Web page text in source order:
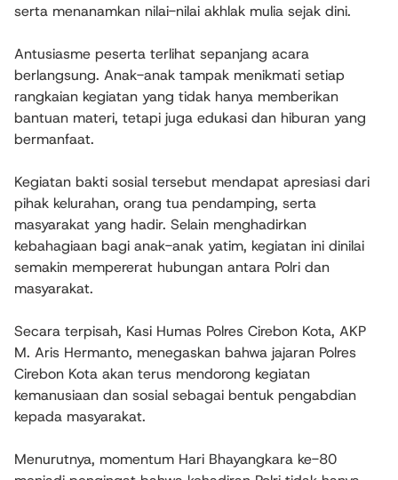
serta menanamkan nilai-nilai akhlak mulia sejak dini.
Antusiasme peserta terlihat sepanjang acara
berlangsung. Anak-anak tampak menikmati setiap
rangkaian kegiatan yang tidak hanya memberikan
bantuan materi, tetapi juga edukasi dan hiburan yang
bermanfaat.
Kegiatan bakti sosial tersebut mendapat apresiasi dari
pihak kelurahan, orang tua pendamping, serta
masyarakat yang hadir. Selain menghadirkan
kebahagiaan bagi anak-anak yatim, kegiatan ini dinilai
semakin mempererat hubungan antara Polri dan
masyarakat.
Secara terpisah, Kasi Humas Polres Cirebon Kota, AKP
M. Aris Hermanto, menegaskan bahwa jajaran Polres
Cirebon Kota akan terus mendorong kegiatan
kemanusiaan dan sosial sebagai bentuk pengabdian
kepada masyarakat.
Menurutnya, momentum Hari Bhayangkara ke-80